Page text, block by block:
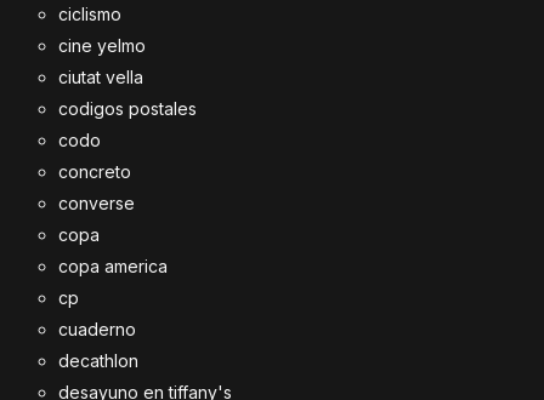
ciclismo
cine yelmo
ciutat vella
codigos postales
codo
concreto
converse
copa
copa america
cp
cuaderno
decathlon
desayuno en tiffany's